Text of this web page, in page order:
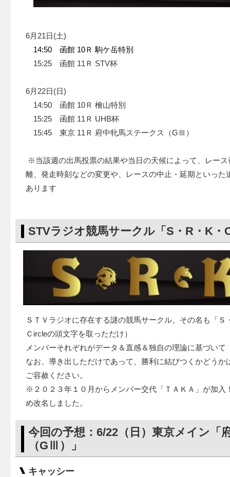
6月21日(土)
14:50 函館 10Ｒ 駒ケ岳特別
15:25 函館 11Ｒ STV杯
6月22日(日)
14:50 函館 10Ｒ 檜山特別
15:25 函館 11Ｒ UHB杯
15:45 東京 11Ｒ 府中牝馬ステークス（GⅢ）
※当該週の出馬投票の結果や当日の天候によって、レー
離、発走時刻などの変更や、レースの中止・延期といっ
あります
STVラジオ競馬サークル「S・R・K・
ＳＴＶラジオに存在する謎の競馬サークル。その名も「Ｓ
Ｃircleの頭文字を取っただけ）
メンバーそれぞれがデータ＆直感＆独自の理論に基づい
なお、導き出しただけであって、勝利に結びつくかどう
ご容赦ください。
※２０２３年１０月からメンバー交代「ＴＡＫＡ」が加入
め改名しました。​
今回の予想：6/22（日）東京メイン「
（GⅢ）」
キャッシー